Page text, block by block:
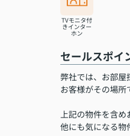
TVモニタ付
きインター
ホン
セールスポイ
弊社では、お部屋
お客様がその場所
上記の物件を含め
他にも気になる物